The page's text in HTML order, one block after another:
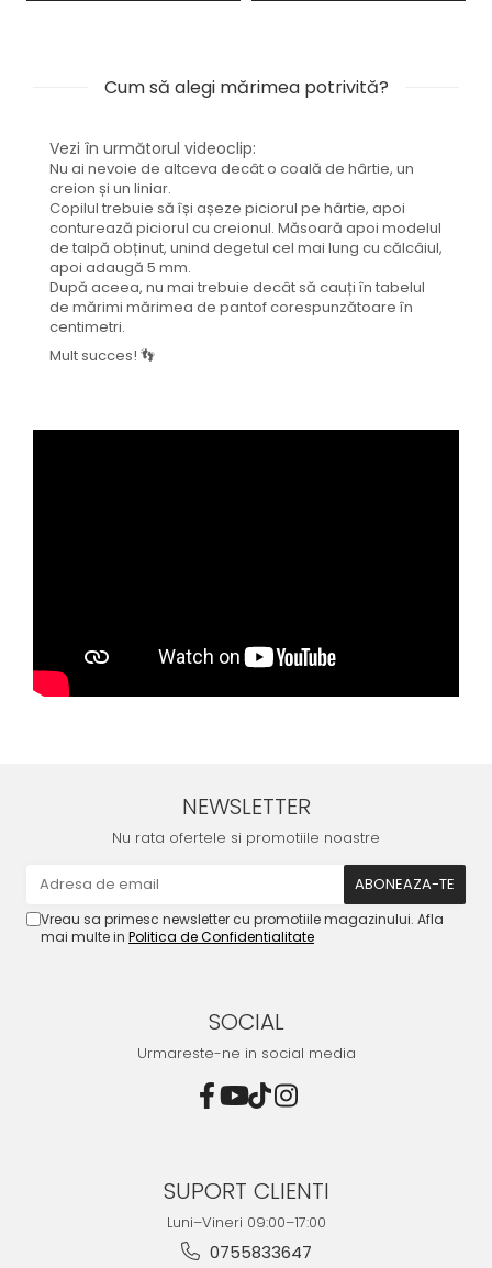
Cum să alegi mărimea potrivită?
Vezi în următorul videoclip:
Nu ai nevoie de altceva decât o coală de hârtie, un
creion și un liniar.
Copilul trebuie să își așeze piciorul pe hârtie, apoi
conturează piciorul cu creionul. Măsoară apoi modelul
de talpă obținut, unind degetul cel mai lung cu călcâiul,
apoi adaugă 5 mm.
După aceea, nu mai trebuie decât să cauți în tabelul
de mărimi mărimea de pantof corespunzătoare în
centimetri.
Mult succes! 👣
NEWSLETTER
Nu rata ofertele si promotiile noastre
Vreau sa primesc newsletter cu promotiile magazinului. Afla
mai multe in Politica de Confidentialitate
SOCIAL
Urmareste-ne in social media
SUPORT CLIENTI
Luni–Vineri 09:00–17:00
0755833647